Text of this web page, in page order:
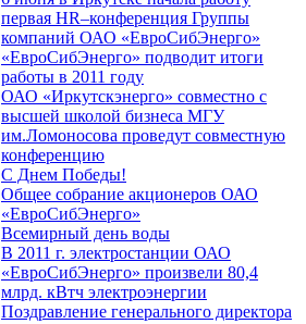
первая HR–конференция Группы
компаний ОАО «ЕвроСибЭнерго»
«ЕвроСибЭнерго» подводит итоги
работы в 2011 году
ОАО «Иркутскэнерго» совместно с
высшей школой бизнеса МГУ
им.Ломоносова проведут совместную
конференцию
С Днем Победы!
Общее собрание акционеров ОАО
«ЕвроСибЭнерго»
Всемирный день воды
В 2011 г. электростанции ОАО
«ЕвроСибЭнерго» произвели 80,4
млрд. кВтч электроэнергии
Поздравление генерального директора